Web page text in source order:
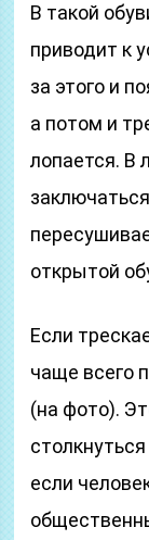
В такой
приводит к
за этого и
а потом и
лопается. В
открытой
Если
чаще всего
(на фото).
если